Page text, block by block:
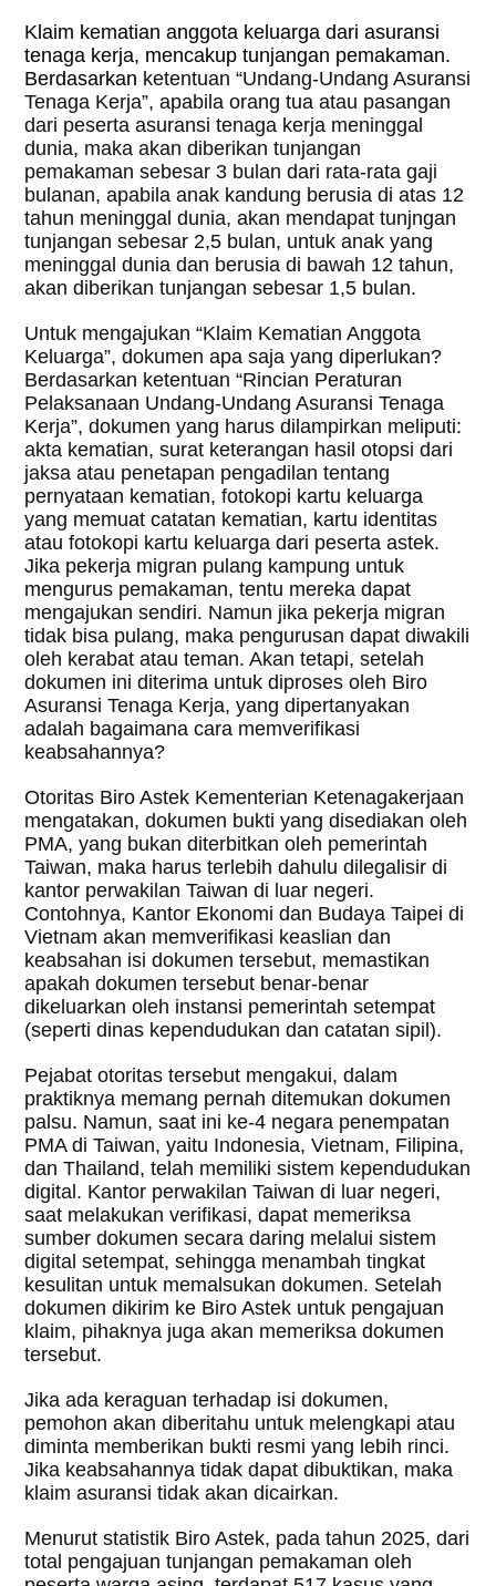
Klaim kematian anggota keluarga dari asuransi
tenaga kerja, mencakup tunjangan pemakaman.
Berdasarkan ketentuan “Undang-Undang Asuransi
Tenaga Kerja”, apabila orang tua atau pasangan
dari peserta asuransi tenaga kerja meninggal
dunia, maka akan diberikan tunjangan
pemakaman sebesar 3 bulan dari rata-rata gaji
bulanan, apabila anak kandung berusia di atas 12
tahun meninggal dunia, akan mendapat tunjngan
tunjangan sebesar 2,5 bulan, untuk anak yang
meninggal dunia dan berusia di bawah 12 tahun,
akan diberikan tunjangan sebesar 1,5 bulan.
Untuk mengajukan “Klaim Kematian Anggota
Keluarga”, dokumen apa saja yang diperlukan?
Berdasarkan ketentuan “Rincian Peraturan
Pelaksanaan Undang-Undang Asuransi Tenaga
Kerja”, dokumen yang harus dilampirkan meliputi:
akta kematian, surat keterangan hasil otopsi dari
jaksa atau penetapan pengadilan tentang
pernyataan kematian, fotokopi kartu keluarga
yang memuat catatan kematian, kartu identitas
atau fotokopi kartu keluarga dari peserta astek.
Jika pekerja migran pulang kampung untuk
mengurus pemakaman, tentu mereka dapat
mengajukan sendiri. Namun jika pekerja migran
tidak bisa pulang, maka pengurusan dapat diwakili
oleh kerabat atau teman. Akan tetapi, setelah
dokumen ini diterima untuk diproses oleh Biro
Asuransi Tenaga Kerja, yang dipertanyakan
adalah bagaimana cara memverifikasi
keabsahannya?
Otoritas Biro Astek Kementerian Ketenagakerjaan
mengatakan, dokumen bukti yang disediakan oleh
PMA, yang bukan diterbitkan oleh pemerintah
Taiwan, maka harus terlebih dahulu dilegalisir di
kantor perwakilan Taiwan di luar negeri.
Contohnya, Kantor Ekonomi dan Budaya Taipei di
Vietnam akan memverifikasi keaslian dan
keabsahan isi dokumen tersebut, memastikan
apakah dokumen tersebut benar-benar
dikeluarkan oleh instansi pemerintah setempat
(seperti dinas kependudukan dan catatan sipil).
Pejabat otoritas tersebut mengakui, dalam
praktiknya memang pernah ditemukan dokumen
palsu. Namun, saat ini ke-4 negara penempatan
PMA di Taiwan, yaitu Indonesia, Vietnam, Filipina,
dan Thailand, telah memiliki sistem kependudukan
digital. Kantor perwakilan Taiwan di luar negeri,
saat melakukan verifikasi, dapat memeriksa
sumber dokumen secara daring melalui sistem
digital setempat, sehingga menambah tingkat
kesulitan untuk memalsukan dokumen. Setelah
dokumen dikirim ke Biro Astek untuk pengajuan
klaim, pihaknya juga akan memeriksa dokumen
tersebut.
Jika ada keraguan terhadap isi dokumen,
pemohon akan diberitahu untuk melengkapi atau
diminta memberikan bukti resmi yang lebih rinci.
Jika keabsahannya tidak dapat dibuktikan, maka
klaim asuransi tidak akan dicairkan.
Menurut statistik Biro Astek, pada tahun 2025, dari
total pengajuan tunjangan pemakaman oleh